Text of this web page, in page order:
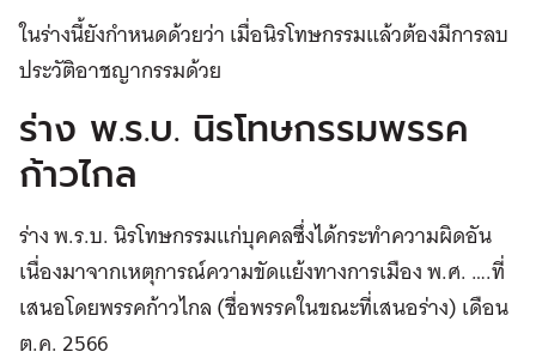
ในร่างนี้ยังกำหนดด้วยว่า เมื่อนิรโทษกรรมแล้วต้องมีการลบ
ประวัติอาชญากรรมด้วย
ร่าง พ.ร.บ. นิรโทษกรรมพรรค
ก้าวไกล
ร่าง พ.ร.บ. นิรโทษกรรมแก่บุคคลซึ่งได้กระทำความผิดอัน
เนื่องมาจากเหตุการณ์ความขัดแย้งทางการเมือง พ.ศ. ….ที่
เสนอโดยพรรคก้าวไกล (ชื่อพรรคในขณะที่เสนอร่าง) เดือน
ต.ค. 2566